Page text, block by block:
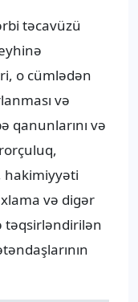
təcavüzü
o cümlədən
və
qanunlarını və
və digər
təqsirləndirilən